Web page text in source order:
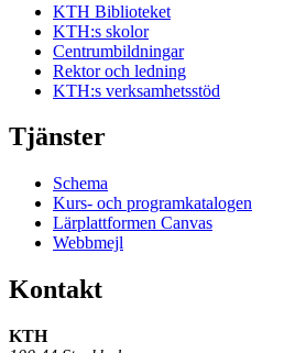
KTH Biblioteket
KTH:s skolor
Centrumbildningar
Rektor och ledning
KTH:s verksamhetsstöd
Tjänster
Schema
Kurs- och programkatalogen
Lärplattformen Canvas
Webbmejl
Kontakt
KTH